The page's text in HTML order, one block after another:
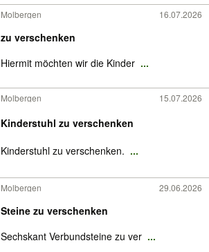
Molbergen 16.07.2026
zu verschenken
Hiermit möchten wir die Kinder ...
Molbergen 15.07.2026
Kinderstuhl zu verschenken
Kinderstuhl zu verschenken. ...
Molbergen 29.06.2026
Steine zu verschenken
Sechskant Verbundsteine zu ver ...